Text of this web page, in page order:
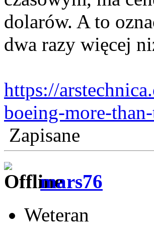
dolarów. A to
dwa razy więcej
https://
boeing-more-
Zapisane
mars76
Weteran